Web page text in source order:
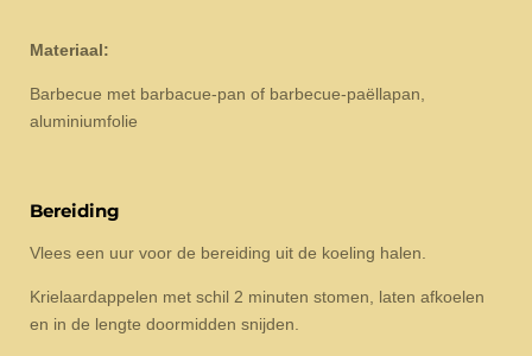
Materiaal:
Barbecue met barbacue-pan of barbecue-paëllapan,
aluminiumfolie
Bereiding
Vlees een uur voor de bereiding uit de koeling halen.
Krielaardappelen met schil 2 minuten stomen, laten afkoelen
en in de lengte doormidden snijden.